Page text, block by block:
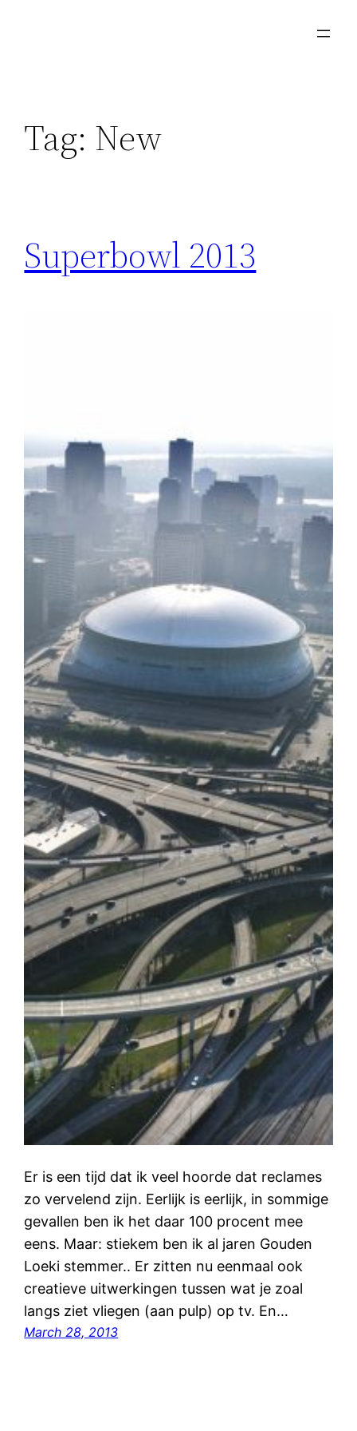
Tag: New
Superbowl 2013
Er is een tijd dat ik veel hoorde dat reclames
zo vervelend zijn. Eerlijk is eerlijk, in sommige
gevallen ben ik het daar 100 procent mee
eens. Maar: stiekem ben ik al jaren Gouden
Loeki stemmer.. Er zitten nu eenmaal ook
creatieve uitwerkingen tussen wat je zoal
langs ziet vliegen (aan pulp) op tv. En…
March 28, 2013